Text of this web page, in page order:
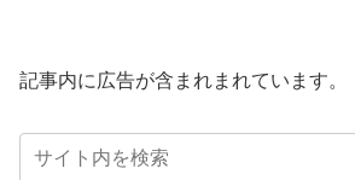
記事内に広告が含まれまれています。